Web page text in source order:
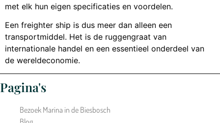
met elk hun eigen specificaties en voordelen.
Een freighter ship is dus meer dan alleen een
transportmiddel. Het is de ruggengraat van
internationale handel en een essentieel onderdeel van
de wereldeconomie.
Pagina's
Bezoek Marina in de Biesbosch